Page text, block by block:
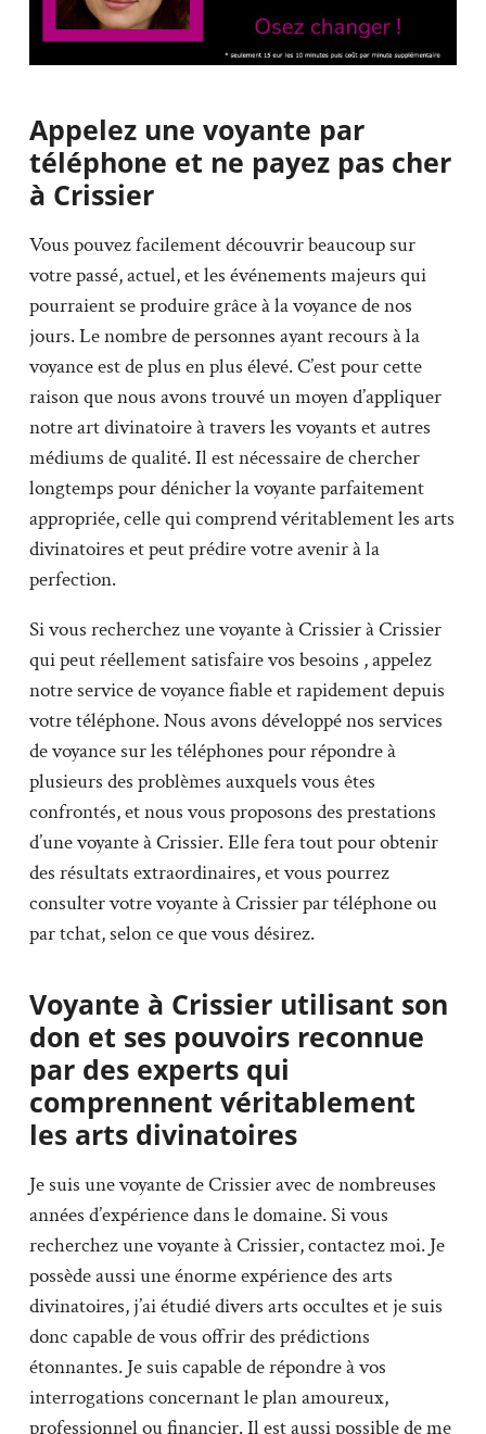
Appelez une voyante par
téléphone et ne payez pas cher
à Crissier
Vous pouvez facilement découvrir beaucoup sur
votre passé, actuel, et les événements majeurs qui
pourraient se produire grâce à la voyance de nos
jours. Le nombre de personnes ayant recours à la
voyance est de plus en plus élevé. C’est pour cette
raison que nous avons trouvé un moyen d’appliquer
notre art divinatoire à travers les voyants et autres
médiums de qualité. Il est nécessaire de chercher
longtemps pour dénicher la voyante parfaitement
appropriée, celle qui comprend véritablement les arts
divinatoires et peut prédire votre avenir à la
perfection.
Si vous recherchez une voyante à Crissier à Crissier
qui peut réellement satisfaire vos besoins , appelez
notre service de voyance fiable et rapidement depuis
votre téléphone. Nous avons développé nos services
de voyance sur les téléphones pour répondre à
plusieurs des problèmes auxquels vous êtes
confrontés, et nous vous proposons des prestations
d’une voyante à Crissier. Elle fera tout pour obtenir
des résultats extraordinaires, et vous pourrez
consulter votre voyante à Crissier par téléphone ou
par tchat, selon ce que vous désirez.
Voyante à Crissier utilisant son
don et ses pouvoirs reconnue
par des experts qui
comprennent véritablement
les arts divinatoires
Je suis une voyante de Crissier avec de nombreuses
années d’expérience dans le domaine. Si vous
recherchez une voyante à Crissier, contactez moi. Je
possède aussi une énorme expérience des arts
divinatoires, j’ai étudié divers arts occultes et je suis
donc capable de vous offrir des prédictions
étonnantes. Je suis capable de répondre à vos
interrogations concernant le plan amoureux,
professionnel ou financier. Il est aussi possible de me